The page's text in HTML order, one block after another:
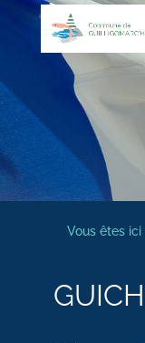
Vous êtes ici